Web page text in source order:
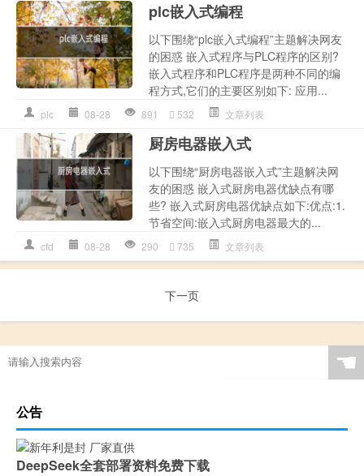
plc嵌入式编程
以下围绕“plc嵌入式编程”主题解决网友
的困惑 嵌入式程序与PLC程序的区别?
嵌入式程序和PLC程序是两种不同的编
程方式,它们的主要区别如下: 应用...
plc 08-28 891 532 文章列表
厨房电器嵌入式
以下围绕“厨房电器嵌入式”主题解决网
友的困惑 嵌入式厨房电器优缺点有哪
些? 嵌入式厨房电器优缺点如下:优点:1.
节省空间:嵌入式厨房电器最大的...
cfd 08-28 290 735 文章列表
下一页
☚
公告
DeepSeek全套部署资料免费下载